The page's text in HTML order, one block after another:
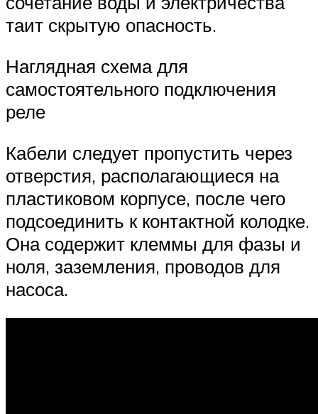
таит скрытую опасность.
Наглядная схема для
самостоятельного подключения
реле
Кабели следует пропустить через
отверстия, располагающиеся на
пластиковом корпусе, после чего
подсоединить к контактной колодке.
Она содержит клеммы для фазы и
ноля, заземления, проводов для
насоса.